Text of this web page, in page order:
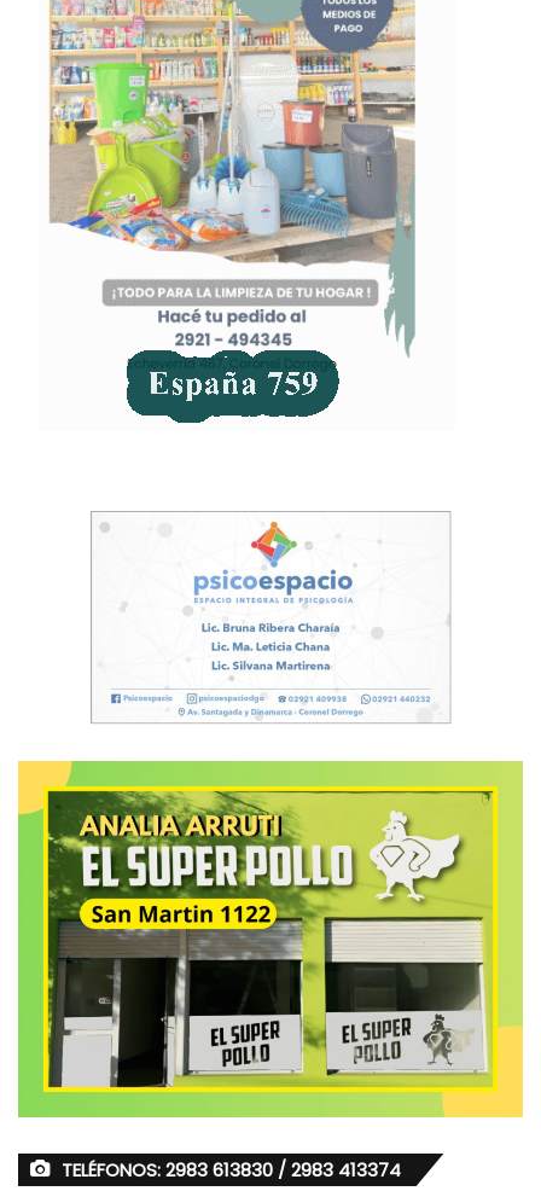
TELÉFONOS: 2983 613830 / 2983 413374